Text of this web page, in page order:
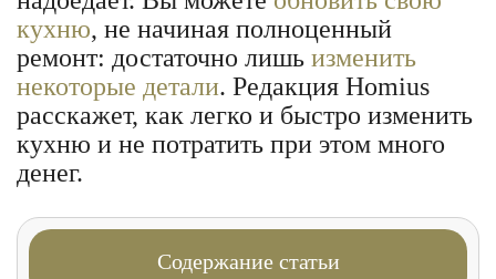
кухню, не начиная полноценный
ремонт: достаточно лишь изменить
некоторые детали. Редакция Homius
расскажет, как легко и быстро изменить
кухню и не потратить при этом много
денег.
Содержание статьи